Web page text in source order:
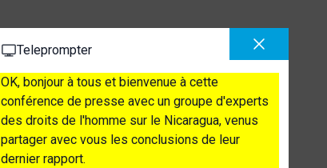
Teleprompter
OK, bonjour à tous et bienvenue à cette
conférence de presse avec un groupe d'experts
des droits de l'homme sur le Nicaragua, venus
partager avec vous les conclusions de leur
dernier rapport.